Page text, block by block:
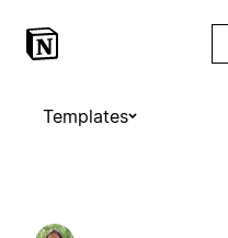
Templates